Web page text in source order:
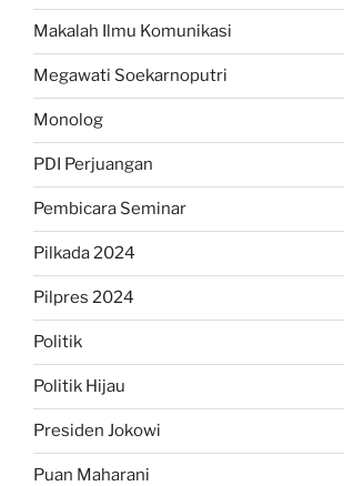
Makalah Ilmu Komunikasi
Megawati Soekarnoputri
Monolog
PDI Perjuangan
Pembicara Seminar
Pilkada 2024
Pilpres 2024
Politik
Politik Hijau
Presiden Jokowi
Puan Maharani